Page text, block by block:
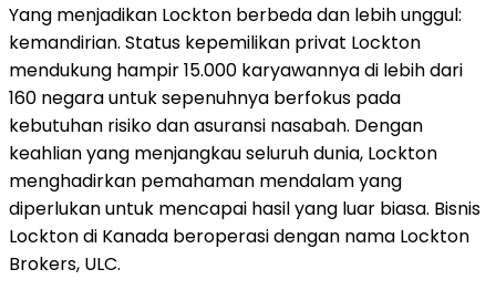
Yang menjadikan Lockton berbeda dan lebih unggul:
kemandirian. Status kepemilikan privat Lockton
mendukung hampir 15.000 karyawannya di lebih dari
160 negara untuk sepenuhnya berfokus pada
kebutuhan risiko dan asuransi nasabah. Dengan
keahlian yang menjangkau seluruh dunia, Lockton
menghadirkan pemahaman mendalam yang
diperlukan untuk mencapai hasil yang luar biasa. Bisnis
Lockton di Kanada beroperasi dengan nama Lockton
Brokers, ULC.